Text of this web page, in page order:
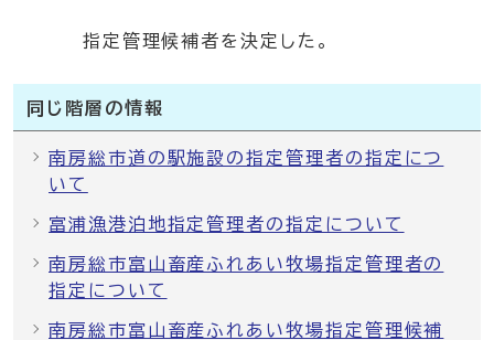
指定管理候補者を決定した。
同じ階層の情報
南房総市道の駅施設の指定管理者の指定につ
いて
富浦漁港泊地指定管理者の指定について
南房総市富山畜産ふれあい牧場指定管理者の
指定について
南房総市富山畜産ふれあい牧場指定管理候補